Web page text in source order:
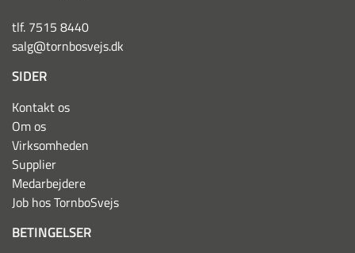
tlf. 7515 8440
salg@tornbosvejs.dk
SIDER
Kontakt os
Om os
Virksomheden
Supplier
Medarbejdere
Job hos TornboSvejs
BETINGELSER